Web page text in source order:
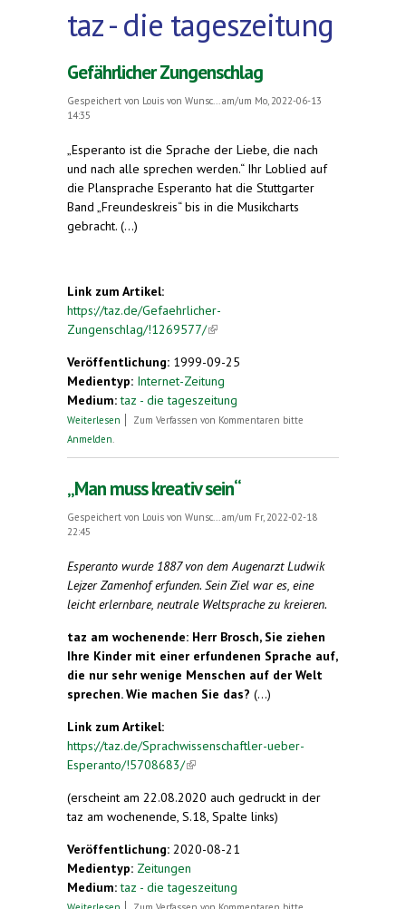
taz - die tageszeitung
Gefährlicher Zungenschlag
Gespeichert von Louis von Wunsc...
am/um Mo, 2022-06-13
14:35
„Esperanto ist die Sprache der Liebe, die nach
und nach alle sprechen werden.“ Ihr Loblied auf
die Plansprache Esperanto hat die Stuttgarter
Band „Freundeskreis“ bis in die Musikcharts
gebracht. (...)
Link zum Artikel:
https://taz.de/Gefaehrlicher-
Zungenschlag/!1269577/(link is external)
Veröffentlichung: 1999-09-25
Medientyp: Internet-Zeitung
Medium:taz - die tageszeitung
Weiterlesen über Gefährlicher Zungenschlag
Zum Verfassen von Kommentaren bitte
Anmelden
„Man muss kreativ sein“
Gespeichert von Louis von Wunsc...
am/um Fr, 2022-02-18
22:45
Esperanto wurde 1887 von dem Augenarzt Ludwik
Lejzer Zamenhof erfunden. Sein Ziel war es, eine
leicht erlernbare, neutrale Weltsprache zu kreieren.
taz am wochenende: Herr Brosch, Sie ziehen
Ihre Kinder mit einer erfundenen Sprache auf,
die nur sehr wenige Menschen auf der Welt
sprechen. Wie machen Sie das? (...)
Link zum Artikel:
https://taz.de/Sprachwissenschaftler-ueber-
Esperanto/!5708683/(link is external)
(erscheint am 22.08.2020 auch gedruckt in der
taz am wochenende, S.18, Spalte links)
Veröffentlichung: 2020-08-21
Medientyp: Zeitungen
Medium:taz - die tageszeitung
über „Man muss kreativ sein“